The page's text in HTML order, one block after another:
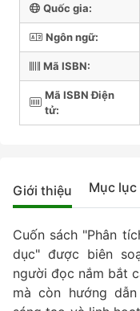
Quốc gia:
Ngôn ngữ:
Mã ISBN:
Mã ISBN Điện
tử:
Giới thiệu Mục lục
Cuốn sách "Phân
dục" được biên
người đọc nắm bắt
mà còn hướng